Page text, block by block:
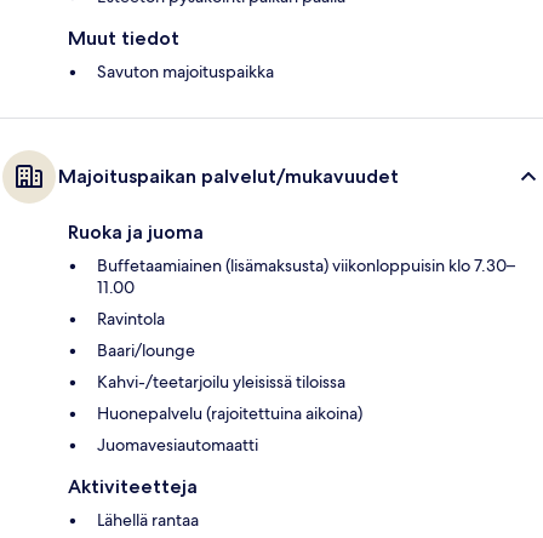
Muut tiedot
Savuton majoituspaikka
Majoituspaikan palvelut/mukavuudet
Ruoka ja juoma
Buffetaamiainen (lisämaksusta) viikonloppuisin klo 7.30–
11.00
Ravintola
Baari/lounge
Kahvi-/teetarjoilu yleisissä tiloissa
Huonepalvelu (rajoitettuina aikoina)
Juomavesiautomaatti
Aktiviteetteja
Lähellä rantaa